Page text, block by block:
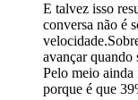
E talvez isso
conversa não é
avançar quando
Pelo meio ainda
porque é que